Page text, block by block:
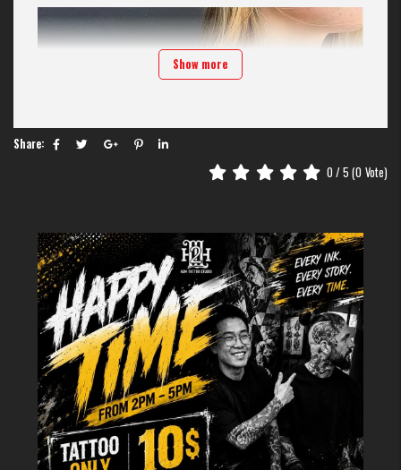
Ý nghĩa về Hình xăm hoa hồng
Hình xăm hoa hồng hợp với ai?
Có một định kiến rằng hoa hồng chỉ dành cho phái nữ. Hình xăm hoa hồng
phù hợp vớitất cả mọi người. Nó không phân biệt giới tính, tuổi tác hay
phong cách cá nhân. Điều quan trọng nằm ở cách thiết kế và vị trí bạn chọn
để xăm.
Với nam giới:
Hoa hồng thể hiện sự lịch lãm, chiều sâu nội tâm
Show more
Share:
0 / 5 (0 Vote)